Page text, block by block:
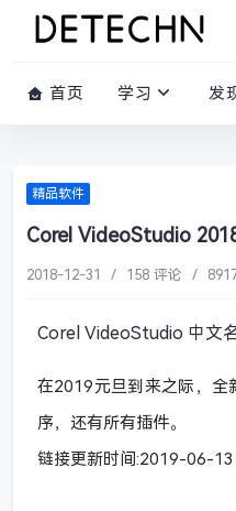
首页 学习 发
精品软件
Corel VideoStudio
2018-12-31 / 158 评论 /
Corel VideoStudio 中文
在2019元旦到来之际，全
序，还有所有插件。
链接更新时间:2019-06-13